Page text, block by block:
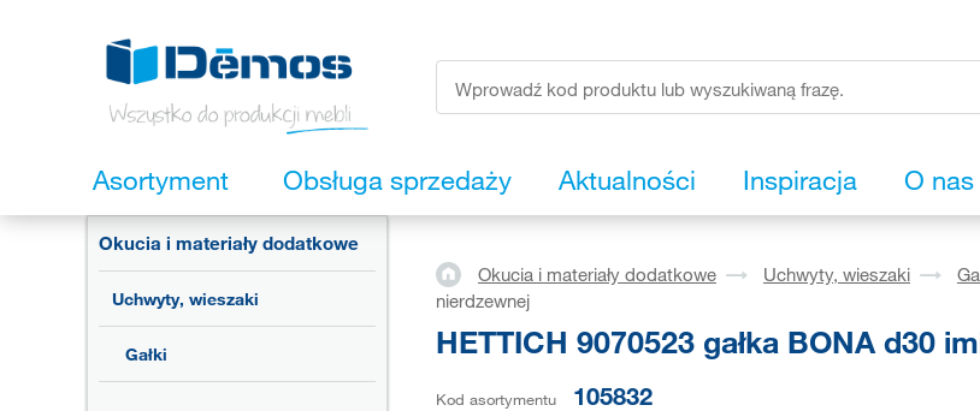
Asortyment Obsługa sprzedaży Aktualności Inspiracja O nas
Okucia i materiały dodatkowe
Uchwyty, wieszaki
Gałki
Okucia i materiały dodatkowe Uchwyty, wieszaki
nierdzewnej
HETTICH 9070523 gałka BONA d30
Kod asortymentu 105832